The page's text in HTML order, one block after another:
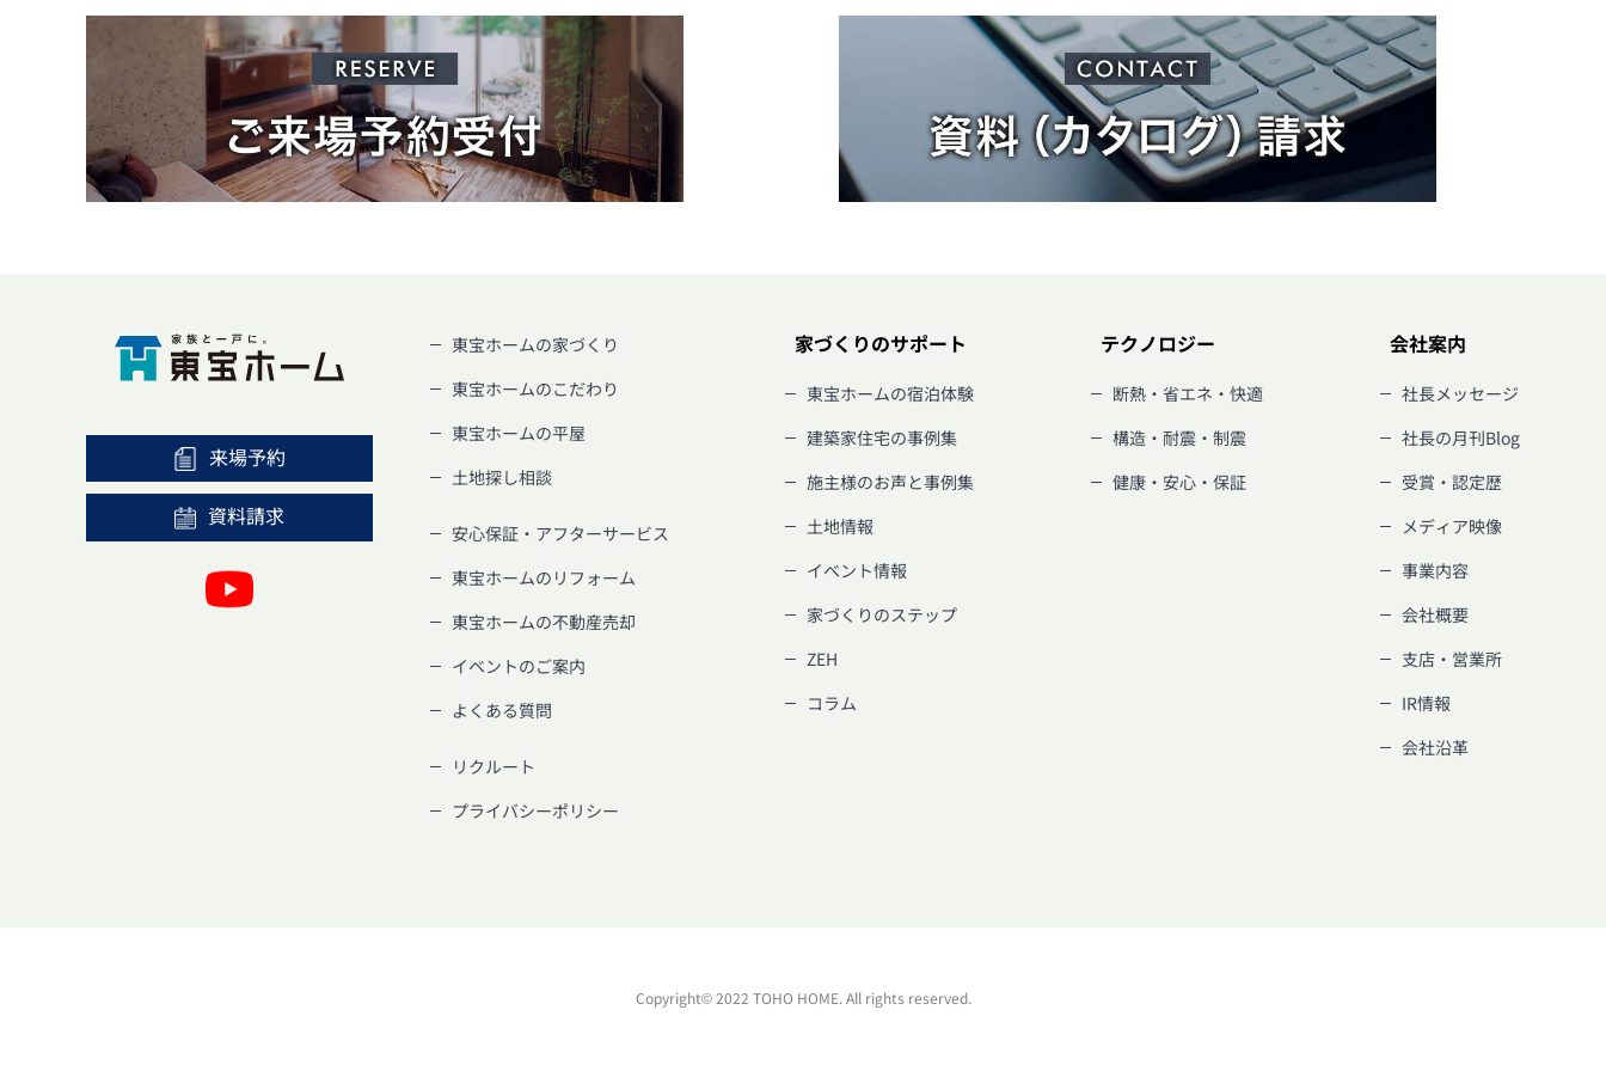
来場予約
資料請求
東宝ホームの家づくり
東宝ホームのこだわり
東宝ホームの平屋
土地探し相談
安心保証・アフターサービス
東宝ホームのリフォーム
東宝ホームの不動産売却
イベントのご案内
よくある質問
リクルート
プライバシーポリシー
家づくりのサポート
東宝ホームの宿泊体験
建築家住宅の事例集
施主様のお声と事例集
土地情報
イベント情報
家づくりのステップ
ZEH
コラム
テクノロジー
断熱・省エネ・快適
構造・耐震・制震
健康・安心・保証
会社案内
社長メッセージ
社長の月刊Blog
受賞・認定歴
メディア映像
事業内容
会社概要
支店・営業所
IR情報
会社沿革
Copyright© 2022 TOHO HOME. All rights reserved.